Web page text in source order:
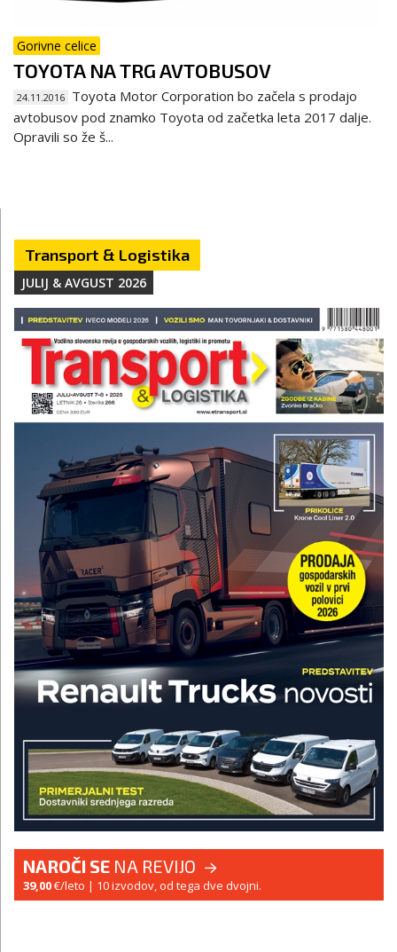
Gorivne celice
TOYOTA NA TRG AVTOBUSOV
24.11.2016 Toyota Motor Corporation bo začela s prodajo
avtobusov pod znamko Toyota od začetka leta 2017 dalje.
Opravili so že š...
Transport & Logistika
JULIJ & AVGUST 2026
NAROČI SE NA REVIJO
39,00€/leto | 10 izvodov, od tega dve dvojni.